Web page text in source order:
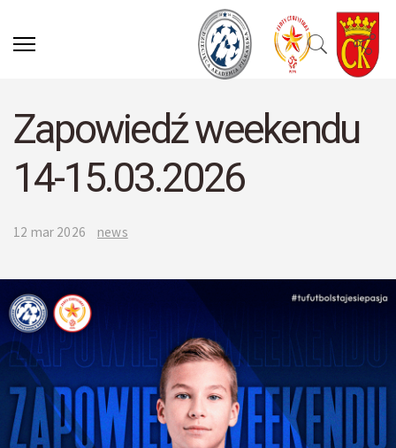
Zapowiedź weekendu
14-15.03.2026
12 mar 2026 news